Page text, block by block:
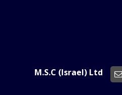
M.S.C (Israel) Ltd